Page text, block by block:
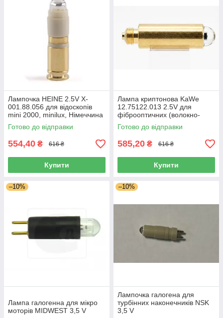
Лампочка HEINE 2.5V X-
001.88.056 для відоскопів
mini 2000, minilux, Німеччина
Готово до відправки
554,40 ₴ 616 ₴
Купити
Лампа криптонова KaWe
12.75122.013 2.5V для
фіброоптичних (волокно-
оптичних) рукояток та клинків
ларингоскопів
Готово до відправки
585,20 ₴ 616 ₴
Купити
–10%
Лампа галогенна для мікро
моторів MIDWEST 3,5 V
–10%
Лампочка галогена для
турбінних наконечників NSK
3,5 V